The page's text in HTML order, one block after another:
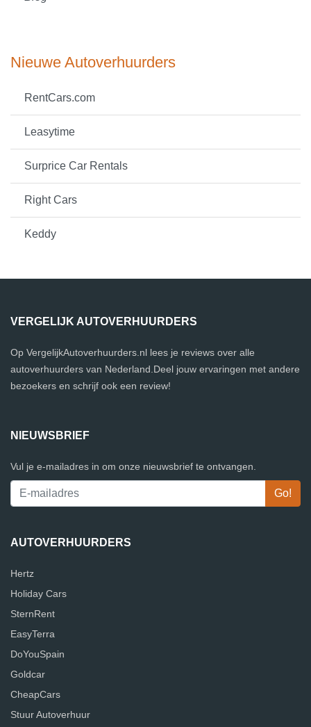
Nieuwe Autoverhuurders
RentCars.com
Leasytime
Surprice Car Rentals
Right Cars
Keddy
VERGELIJK AUTOVERHUURDERS
Op VergelijkAutoverhuurders.nl lees je reviews over alle
autoverhuurders van Nederland.Deel jouw ervaringen met andere
bezoekers en schrijf ook een review!
NIEUWSBRIEF
Vul je e-mailadres in om onze nieuwsbrief te ontvangen.
AUTOVERHUURDERS
Hertz
Holiday Cars
SternRent
EasyTerra
DoYouSpain
Goldcar
CheapCars
Stuur Autoverhuur